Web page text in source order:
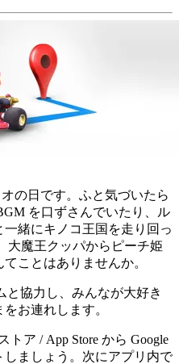
の日です。ふと気づいたら
を口ずさんでいたり、ル
緒にキノコ王国を走り回っ
大魔王クッパからピーチ姫
ことはありませんか。
と協力し、みんなが大好き
お連れします。
トア / App Store から Google
ましょう。次にアプリ内で